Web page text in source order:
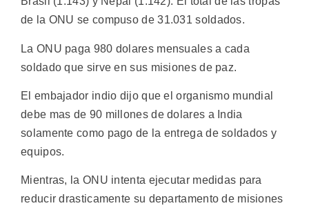
de la ONU se compuso de 31.031 soldados.
La ONU paga 980 dolares mensuales a cada
soldado que sirve en sus misiones de paz.
El embajador indio dijo que el organismo mundial
debe mas de 90 millones de dolares a India
solamente como pago de la entrega de soldados y
equipos.
Mientras, la ONU intenta ejecutar medidas para
reducir drasticamente su departamento de misiones